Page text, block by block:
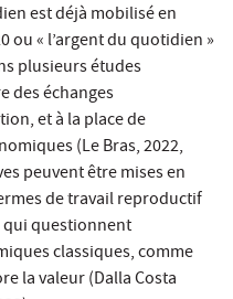
est déjà mobilisé en
ou « l’argent du quotidien »
plusieurs études
des échanges
et à la place de
(Le Bras, 2022,
peuvent être mises en
de travail reproductif
qui questionnent
classiques, comme
la valeur (Dalla Costa